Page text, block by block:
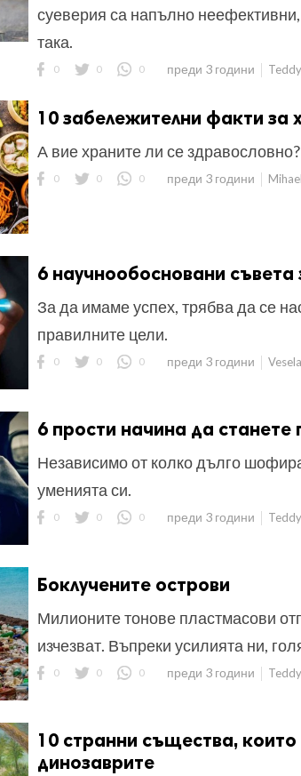
суеверия са напълно
така.
0 0 0 преди 3 години
10 забележителни факти за
А вие храните ли се здравословно?
0 0 0 преди 3 години
6 научнообосновани
За да имаме успех, трябва да се
правилните цели.
0 0 0 преди 3 години Vesela
6 прости начина да
Независимо от колко дълго
уменията си.
0 0 0 преди 3 години
Боклучените острови
Милионите тонове пластмасови
изчезват. Въпреки усилията ни,
0 0 0 преди 3 години
10 странни същества,
динозаврите